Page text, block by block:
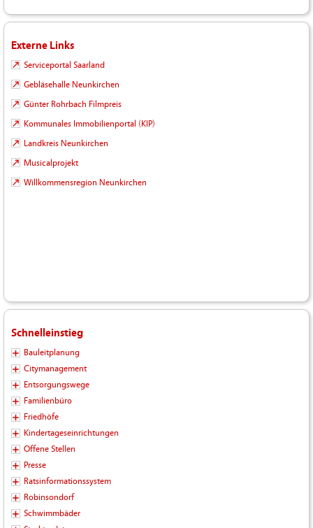
Externe Links
Serviceportal Saarland
Gebläsehalle Neunkirchen
Günter Rohrbach Filmpreis
Kommunales Immobilienportal (KIP)
Landkreis Neunkirchen
Musicalprojekt
Willkommensregion Neunkirchen
Schnelleinstieg
Bauleitplanung
Citymanagement
Entsorgungswege
Familienbüro
Friedhöfe
Kindertageseinrichtungen
Offene Stellen
Presse
Ratsinformationssystem
Robinsondorf
Schwimmbäder